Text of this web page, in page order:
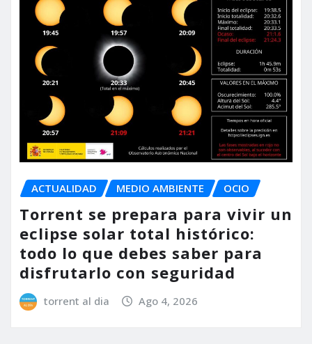
ACTUALIDAD MEDIO AMBIENTE OCIO
Torrent se prepara para vivir un
eclipse solar total histórico:
todo lo que debes saber para
disfrutarlo con seguridad
torrent al dia Ago 4, 2026